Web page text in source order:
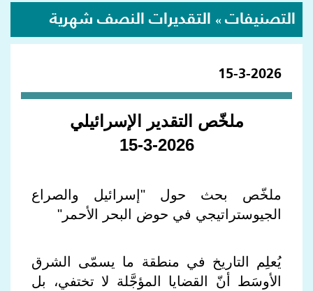
التصنيفات » التقديرات النصف شهرية
15-3-2026
ملخّص التقدير الإسرائيلي
15-3-2026
ملخّص بحث حول "إسرائيل والصراع
الجيوستراتيجي في حوض البحر الأحمر"
يُعلِم التاريخ في منطقة ما يسمّى الشرق
الأوسَط أنّ القضايا المؤجَّلة لا تختفي، بل